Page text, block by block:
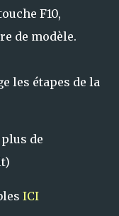
F10,
de modèle.
les étapes de la
de
ICI